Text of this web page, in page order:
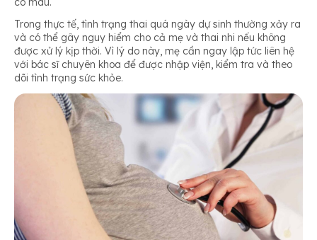
Trong thực tế, tình trạng thai quá ngày dự sinh thường xảy ra
và có thể gây nguy hiểm cho cả mẹ và thai nhi nếu không
được xử lý kịp thời. Vì lý do này, mẹ cần ngay lập tức liên hệ
với bác sĩ chuyên khoa để được nhập viện, kiểm tra và theo
dõi tình trạng sức khỏe.